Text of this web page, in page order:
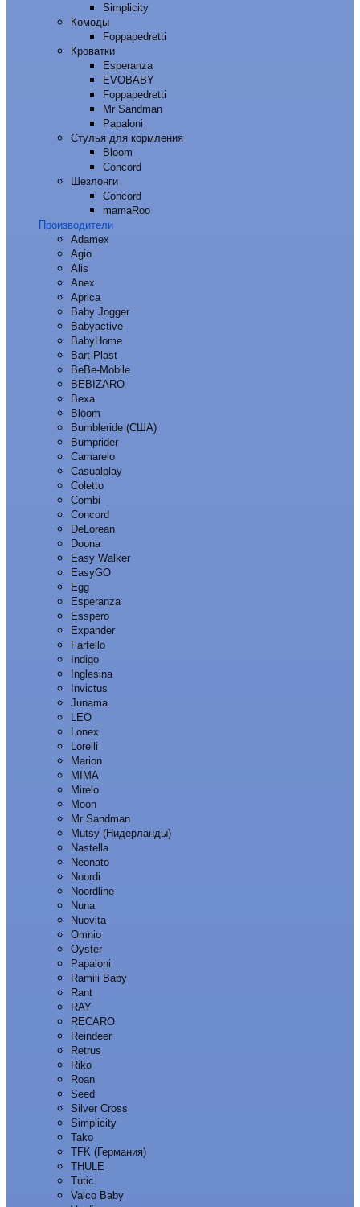
Simplicity
Комоды
Foppapedretti
Кроватки
Esperanza
EVOBABY
Foppapedretti
Mr Sandman
Papaloni
Стулья для кормления
Bloom
Concord
Шезлонги
Concord
mamaRoo
Производители
Adamex
Agio
Alis
Anex
Aprica
Baby Jogger
Babyactive
BabyHome
Bart-Plast
BeBe-Mobile
BEBIZARO
Bexa
Bloom
Bumbleride (США)
Bumprider
Camarelo
Casualplay
Coletto
Combi
Concord
DeLorean
Doona
Easy Walker
EasyGO
Egg
Esperanza
Esspero
Expander
Farfello
Indigo
Inglesina
Invictus
Junama
LEO
Lonex
Lorelli
Marion
MIMA
Mirelo
Moon
Mr Sandman
Mutsy (Нидерланды)
Nastella
Neonato
Noordi
Noordline
Nuna
Nuovita
Omnio
Oyster
Papaloni
Ramili Baby
Rant
RAY
RECARO
Reindeer
Retrus
Riko
Roan
Seed
Silver Cross
Simplicity
Tako
TFK (Германия)
THULE
Tutic
Valco Baby